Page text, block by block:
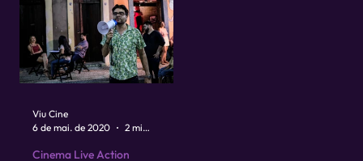
Cinema Live Action
Viu Cine
6 de mai. de 2020
2 min de leitura